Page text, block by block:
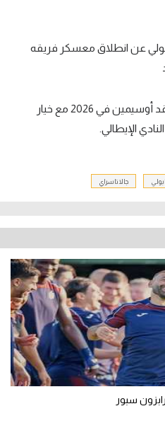
عن انطلاق معسكر فريقه
وكان من المفترض أن ينتهي عقد أوسيمين في 2026 مع خيار
الإيطالي.
جالاتاسراي
سبور